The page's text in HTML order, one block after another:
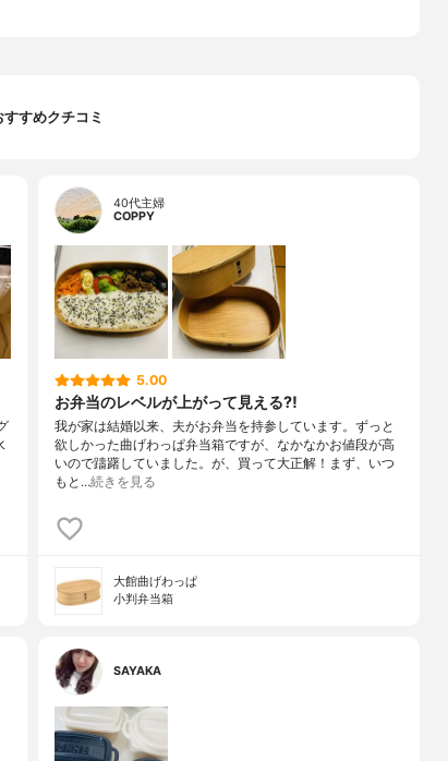
すすめクチコミ
40代主婦
COPPY
5.00
お弁当のレベルが上がって見える⁈
我が家は結婚以来、夫がお弁当を持参しています。ずっと
欲しかった曲げわっぱ弁当箱ですが、なかなかお値段が高
いので躊躇していました。が、買って大正解！まず、いつ
もと…続きを見る
大館曲げわっぱ
小判弁当箱
SAYAKA